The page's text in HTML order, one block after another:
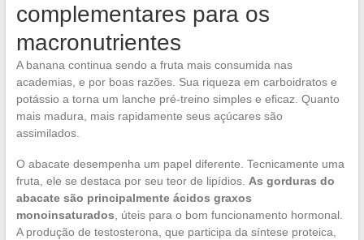
complementares para os
macronutrientes
A banana continua sendo a fruta mais consumida nas
academias, e por boas razões. Sua riqueza em carboidratos e
potássio a torna um lanche pré-treino simples e eficaz. Quanto
mais madura, mais rapidamente seus açúcares são
assimilados.
O abacate desempenha um papel diferente. Tecnicamente uma
fruta, ele se destaca por seu teor de lipídios. As gorduras do
abacate são principalmente ácidos graxos
monoinsaturados, úteis para o bom funcionamento hormonal.
A produção de testosterona, que participa da síntese proteica,